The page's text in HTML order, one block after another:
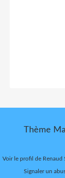
Thème
Voir le profil de Renaud
Signaler un